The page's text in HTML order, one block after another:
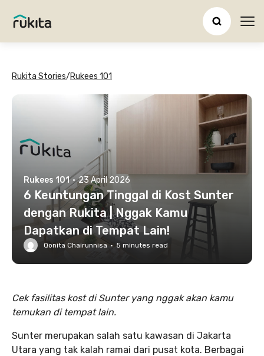
Rukita Stories/Rukees 101
Rukees 101 · 23 April 2026
6 Keuntungan Tinggal di Kost Sunter
dengan Rukita | Nggak Kamu
Dapatkan di Tempat Lain!
Qonita Chairunnisa · 5 minutes read
Cek fasilitas kost di Sunter yang nggak akan kamu
temukan di tempat lain.
Sunter merupakan salah satu kawasan di Jakarta
Utara yang tak kalah ramai dari pusat kota. Berbagai